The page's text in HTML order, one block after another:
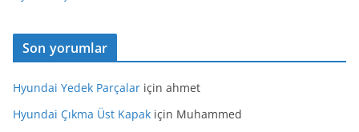
Son yorumlar
Hyundai Yedek Parçalar için ahmet
Hyundai Çıkma Üst Kapak için Muhammed